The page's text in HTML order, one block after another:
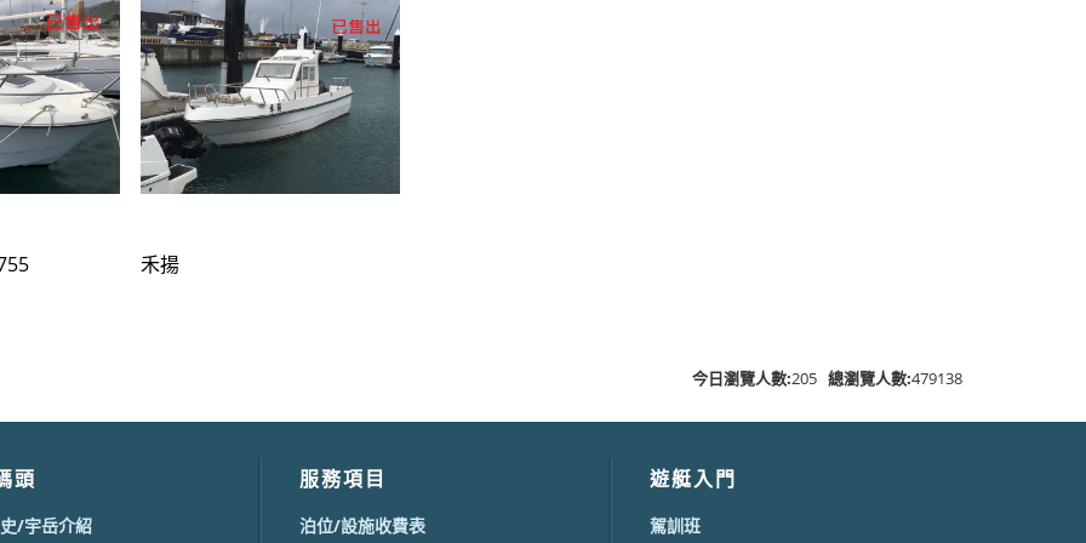
禾揚
今日瀏覽人數:205 總瀏覽人數:479138
頭
/宇岳介紹
服務項目
泊位/設施收費表
遊艇入門
駕訓班